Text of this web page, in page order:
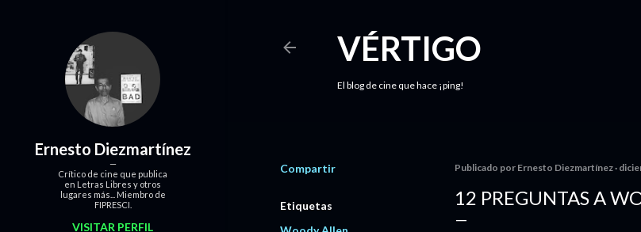
VÉRTIGO
El blog de cine que hace ¡ping!
Compartir
Etiquetas
Publicado por Ernesto Diezmartínez
12 PREGUNTAS A
Ernesto Diezmartínez
Crítico de cine que publica
en Letras Libres y otros
lugares más... Miembro de
FIPRESCI.
VISITAR PERFIL